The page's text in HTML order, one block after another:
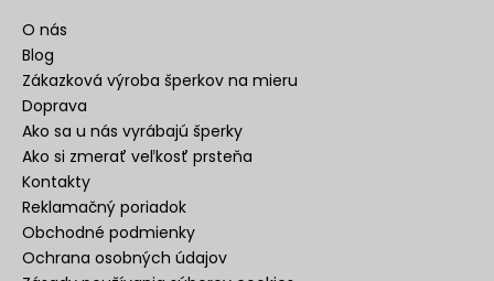
O nás
Blog
Zákazková výroba šperkov na mieru
Doprava
Ako sa u nás vyrábajú šperky
Ako si zmerať veľkosť prsteňa
Kontakty
Reklamačný poriadok
Obchodné podmienky
Ochrana osobných údajov